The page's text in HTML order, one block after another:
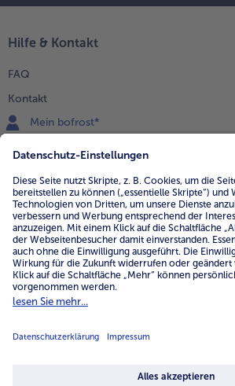
Hilfe & Kontakt
FAQ
Kontakt
Mein bofrost*
0800 - 000 19 18
Mo.-Fr.: 7-21 Uhr Sa: 8-16 Uhr
Service
Unternehmen
Über uns